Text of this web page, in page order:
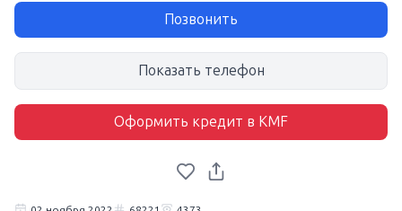
Позвонить
Показать телефон
Оформить кредит в KMF